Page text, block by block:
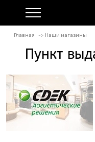
Главная Наши магазины
Пункт